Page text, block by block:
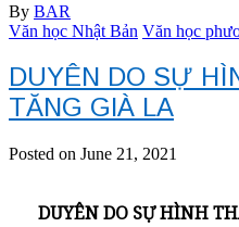
By BAR
Văn học Nhật Bản Văn học
DUYÊN DO SỰ
TĂNG GIÀ LA
Posted on June 21, 2021
DUYÊN DO SỰ HÌNH